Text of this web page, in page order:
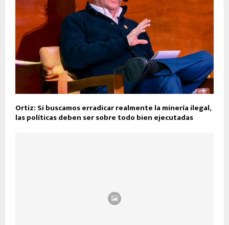
Ortiz: Si buscamos erradicar realmente la minería ilegal,
las políticas deben ser sobre todo bien ejecutadas